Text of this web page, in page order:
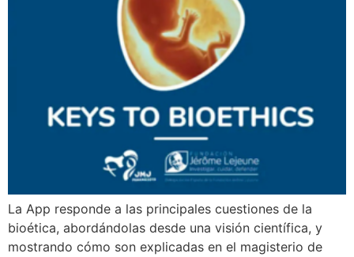
La App responde a las principales cuestiones de la
bioética, abordándolas desde una visión científica, y
mostrando cómo son explicadas en el magisterio de